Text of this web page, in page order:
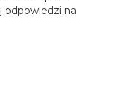
odpowiedzi na